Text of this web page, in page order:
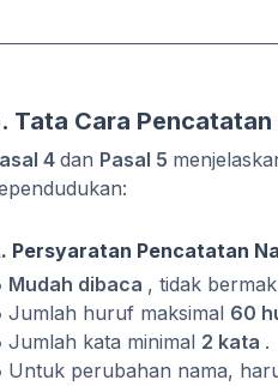
Tata Cara Pencatatan
4 dan Pasal 5
Persyaratan Pencatatan
Mudah dibaca , tidak
Jumlah huruf maksimal 60
Jumlah kata minimal 2 kata .
Untuk perubahan nama,